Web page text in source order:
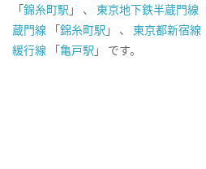
「錦糸町駅 」 、 東京地下鉄半蔵門線
蔵門線 「錦糸町駅 」 、 東京都新宿線
緩行線 「亀戸駅 」 です。